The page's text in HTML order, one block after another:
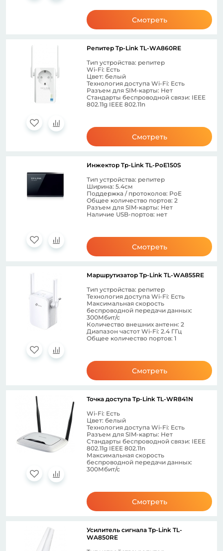
Смотреть
Репитер Tp-Link TL-WA860RE
Тип устройства: репитер
Wi-Fi: Есть
Цвет: белый
Технология доступа Wi-Fi: Есть
Разъем для SIM-карты: Нет
Стандарты беспроводной связи: IEEE
802.11g IEEE 802.11n
Смотреть
Инжектор Tp-Link TL-PoE150S
Тип устройства: репитер
Ширина: 5.4см
Поддержка / протоколов: PoE
Общее количество портов: 2
Разъем для SIM-карты: Нет
Наличие USB-портов: нет
Смотреть
Маршрутизатор Tp-Link TL-WA855RE
Тип устройства: репитер
Технология доступа Wi-Fi: Есть
Максимальная скорость
беспроводной передачи данных:
300Мбит/с
Количество внешних антенн: 2
Диапазон частот Wi-Fi: 2.4 ГГц
Общее количество портов: 1
Смотреть
Точка доступа Tp-Link TL-WR841N
Wi-Fi: Есть
Цвет: белый
Технология доступа Wi-Fi: Есть
Разъем для SIM-карты: Нет
Стандарты беспроводной связи: IEEE
802.11g IEEE 802.11n
Максимальная скорость
беспроводной передачи данных:
300Мбит/с
Смотреть
Усилитель сигнала Tp-Link TL-
WA850RE